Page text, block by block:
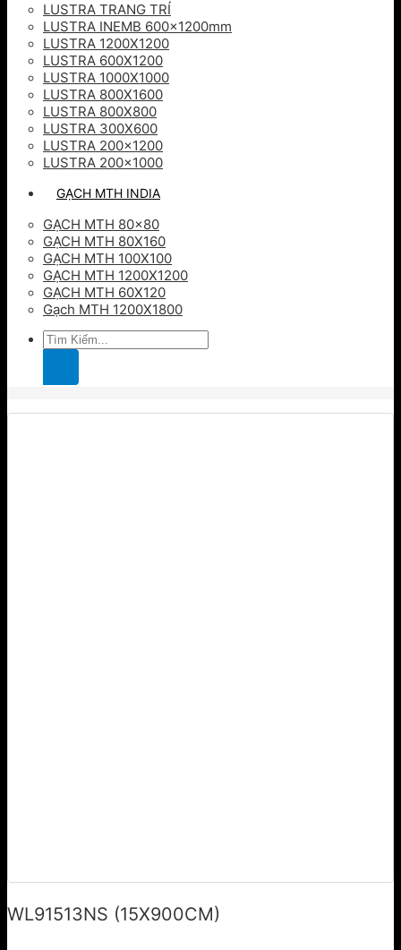
LUSTRA TRANG TRÍ
LUSTRA INEMB 600x1200mm
LUSTRA 1200X1200
LUSTRA 600X1200
LUSTRA 1000X1000
LUSTRA 800X1600
LUSTRA 800X800
LUSTRA 300X600
LUSTRA 200×1200
LUSTRA 200×1000
GẠCH MTH INDIA
GẠCH MTH 80×80
GẠCH MTH 80X160
GẠCH MTH 100X100
GẠCH MTH 1200X1200
GẠCH MTH 60X120
Gạch MTH 1200X1800
Tìm
kiếm:
WL91513NS (15X900CM)